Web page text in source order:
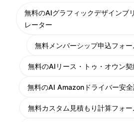
無料のAIグラフィックデザインブ
レーター
無料メンバーシップ申込フォ
無料のAIリース・トゥ・オウン
無料のAI Amazonドライバー安
無料カスタム見積もり計算フォ